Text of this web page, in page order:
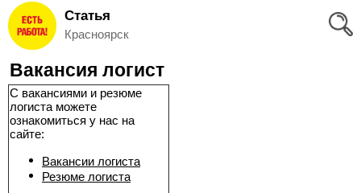
Вход
и
Регистрация
Избранное
Соискателям
Статья
Красноярск
Вакансия логист
С вакансиями и резюме
логиста можете
ознакомиться у нас на
сайте:
Вакансии логиста
Резюме логиста